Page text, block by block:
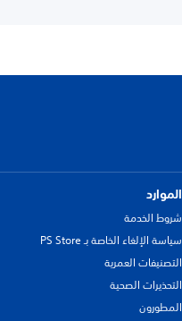
الموارد
شروط الخدمة
سياسة الإلغاء الخاصة بـ PS Store
التصنيفات العمرية
التحذيرات الصحية
المطورون